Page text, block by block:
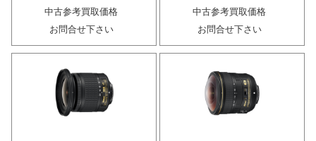
中古参考買取価格
お問合せ下さい
中古参考買取価格
お問合せ下さい